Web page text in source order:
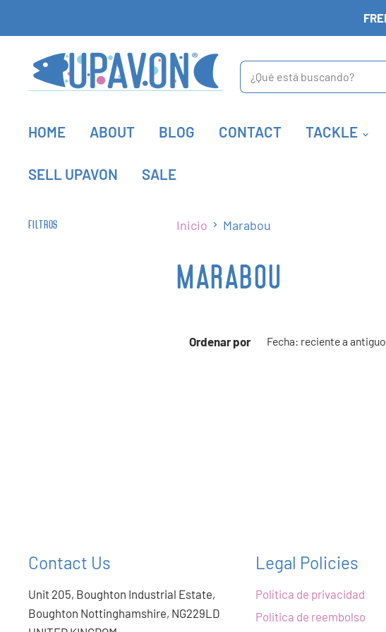
HOME ABOUT BLOG CONTACT TACKLE
SELL UPAVON SALE
FILTROS Inicio Marabou
MARABOU
Ordenar por
Contact Us
Unit 205, Boughton Industrial Estate,
Boughton Nottinghamshire, NG229LD
Legal Policies
Política de privacidad
Politica de reembolso